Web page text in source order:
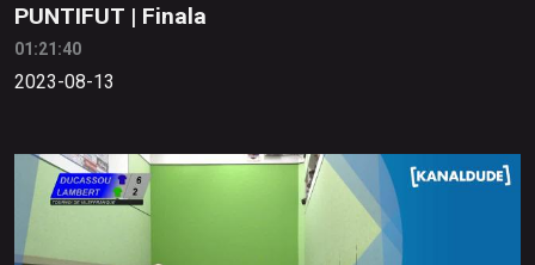
PUNTIFUT | Finala
01:21:40
2023-08-13